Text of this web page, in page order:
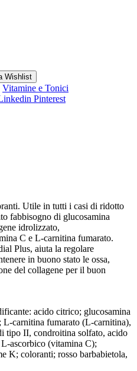
Wishlist
Vitamine e Tonici
Pinterest
Utile in tutti i casi di ridotto
fabbisogno di glucosamina
idrolizzato,
C e L-carnitina fumarato.
Plus, aiuta la regolare
in buono stato le ossa,
del collagene per il buon
acido citrico; glucosamina
carnitina fumarato (L-carnitina),
tipo II, condroitina solfato, acido
ascorbico (vitamina C);
K; coloranti; rosso barbabietola,